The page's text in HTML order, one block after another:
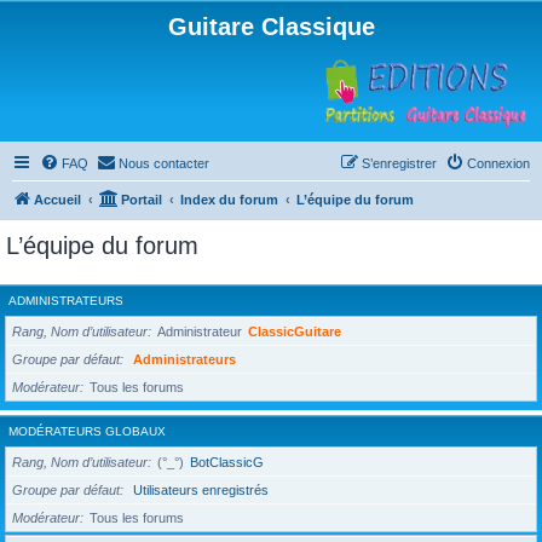
Guitare Classique
FAQ Nous contacter Connexion
S’enregistrer
Accueil Portail Index du forum L’équipe du forum
L’équipe du forum
ADMINISTRATEURS
Rang, Nom d’utilisateur Administrateur ClassicGuitare
Groupe par défaut
Administrateurs
Modérateur
Tous les forums
MODÉRATEURS GLOBAUX
Rang, Nom d’utilisateur (°_°) BotClassicG
Groupe par défaut
Utilisateurs enregistrés
Modérateur
Tous les forums